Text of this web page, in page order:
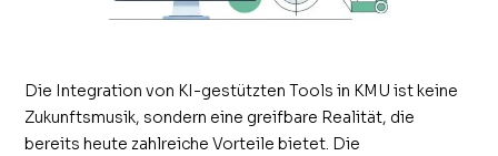
Die Integration von KI-gestützten Tools in KMU ist keine
Zukunftsmusik, sondern eine greifbare Realität, die
bereits heute zahlreiche Vorteile bietet. Die